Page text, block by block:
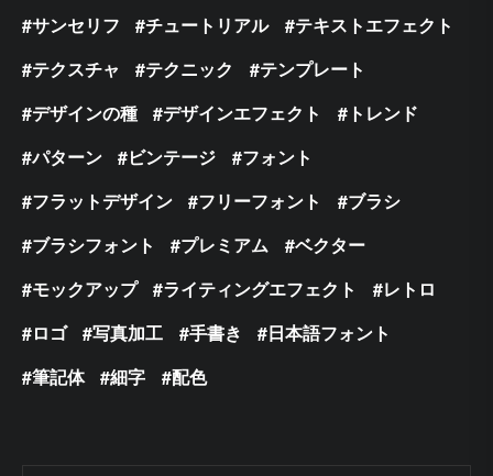
サンセリフ
チュートリアル
テキストエフェクト
テクスチャ
テクニック
テンプレート
デザインの種
デザインエフェクト
トレンド
パターン
ビンテージ
フォント
フラットデザイン
フリーフォント
ブラシ
ブラシフォント
プレミアム
ベクター
モックアップ
ライティングエフェクト
レトロ
ロゴ
写真加工 手書き
日本語フォント
筆記体
細字 配色